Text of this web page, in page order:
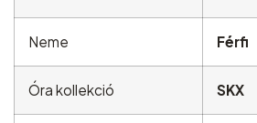
Neme Férfi
Óra kollekció SKX